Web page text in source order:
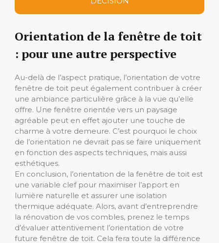
Orientation de la fenêtre de toit
: pour une autre perspective
Au-delà de l’aspect pratique, l’orientation de votre
fenêtre de toit peut également contribuer à créer
une ambiance particulière grâce à la vue qu’elle
offre. Une fenêtre orientée vers un paysage
agréable peut en effet ajouter une touche de
charme à votre demeure. C’est pourquoi le choix
de l’orientation ne devrait pas se faire uniquement
en fonction des aspects techniques, mais aussi
esthétiques.
En conclusion, l’orientation de la fenêtre de toit est
une variable clef pour maximiser l’apport en
lumière naturelle et assurer une isolation
thermique adéquate. Alors, avant d’entreprendre
la rénovation de vos combles, prenez le temps
d’évaluer attentivement l’orientation de votre
future fenêtre de toit. Cela fera toute la différence